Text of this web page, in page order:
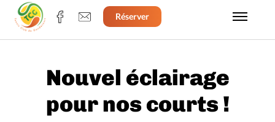
Réserver
Nouvel éclairage
pour nos courts !